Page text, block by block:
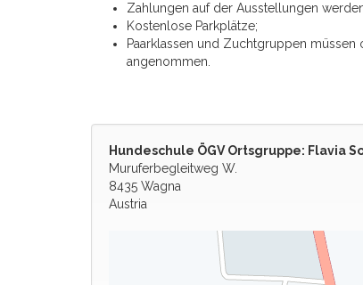
Zahlungen auf der Ausstellungen
Kostenlose Parkplätze;
Paarklassen und Zuchtgruppen
angenommen.
Hundeschule ÖGV Ortsgruppe: Flavia
Muruferbegleitweg W.
8435 Wagna
Austria